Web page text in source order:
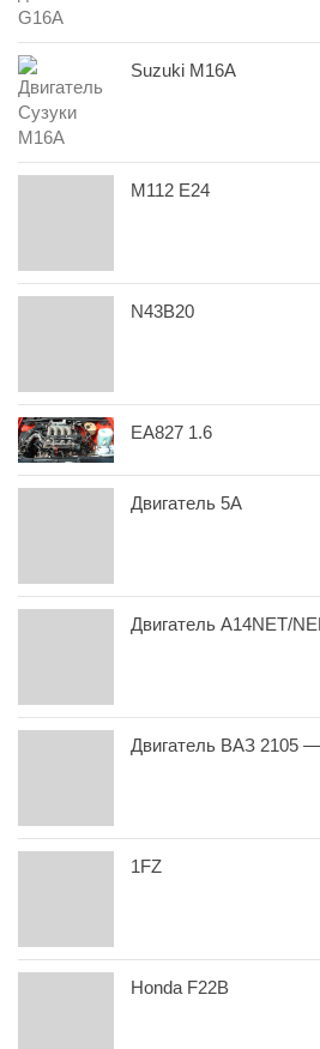
Suzuki M16A
M112 E24
N43B20
EA827 1.6
Двигатель 5A
Двигатель A14NET/
Двигатель ВАЗ 2105
1FZ
Honda F22B